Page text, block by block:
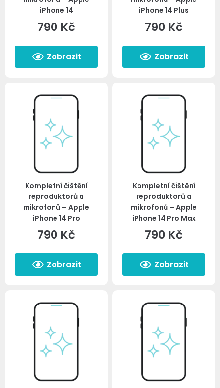
iPhone 14
790 Kč
Zobrazit
iPhone 14 Plus
790 Kč
Zobrazit
Kompletní čištění
reproduktorů a
mikrofonů – Apple
iPhone 14 Pro
790 Kč
Zobrazit
Kompletní čištění
reproduktorů a
mikrofonů – Apple
iPhone 14 Pro Max
790 Kč
Zobrazit